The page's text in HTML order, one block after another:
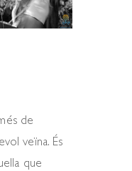
de
veïna. És
que